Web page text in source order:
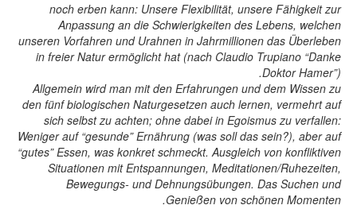
noch erben kann: Unsere Flexibilität, unsere Fähigkeit zur
Anpassung an die Schwierigkeiten des Lebens, welchen
unseren Vorfahren und Urahnen in Jahrmillionen das Überleben
in freier Natur ermöglicht hat (nach Claudio Trupiano “Danke
Doktor Hamer”).
Allgemein wird man mit den Erfahrungen und dem Wissen zu
den fünf biologischen Naturgesetzen auch lernen, vermehrt auf
sich selbst zu achten; ohne dabei in Egoismus zu verfallen:
Weniger auf “gesunde” Ernährung (was soll das sein?), aber auf
“gutes” Essen, was konkret schmeckt. Ausgleich von konfliktiven
Situationen mit Entspannungen, Meditationen/Ruhezeiten,
Bewegungs- und Dehnungsübungen. Das Suchen und
Genießen von schönen Momenten.